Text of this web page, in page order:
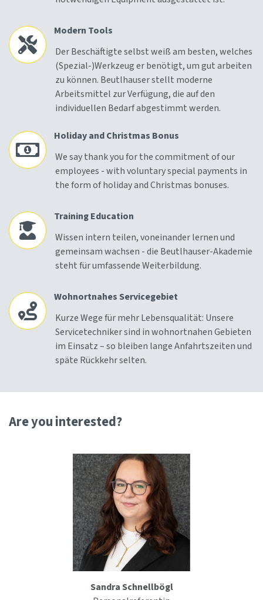
Modern Tools
Der Beschäftigte selbst weiß am besten, welches
(Spezial-)Werkzeug er benötigt, um gut arbeiten
zu können. Beutlhauser stellt moderne
Arbeitsmittel zur Verfügung, die auf den
individuellen Bedarf abgestimmt werden.
Holiday and Christmas Bonus
We say thank you for the commitment of our
employees - with voluntary special payments in
the form of holiday and Christmas bonuses.
Training Education
Wissen intern teilen, voneinander lernen und
gemeinsam wachsen - die Beutlhauser-Akademie
steht für umfassende Weiterbildung.
Wohnortnahes Servicegebiet
Kurze Wege für mehr Lebensqualität: Unsere
Servicetechniker sind in wohnortnahen Gebieten
im Einsatz – so bleiben lange Anfahrtszeiten und
späte Rückkehr selten.
Are you interested?
Sandra Schnellbögl